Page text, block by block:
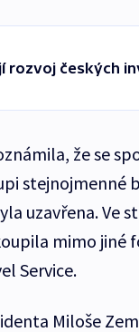
rozvoj českých
že se
stejnojmenné
uzavřena. Ve
mimo jiné
Service.
Miloše